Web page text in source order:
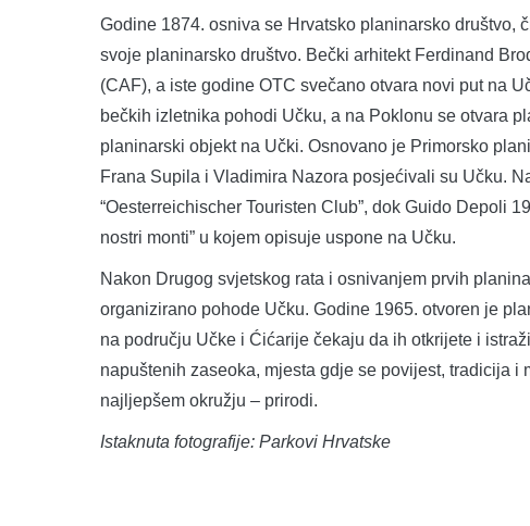
Godine 1874. osniva se Hrvatsko planinarsko društvo,
svoje planinarsko društvo. Bečki arhitekt Ferdinand
(CAF), a iste godine OTC svečano otvara novi put na
bečkih izletnika pohodi Učku, a na Poklonu se otvara
planinarski objekt na Učki. Osnovano je Primorsko
Frana Supila i Vladimira Nazora posjećivali su Učku.
“Oesterreichischer Touristen Club”, dok Guido Depoli
nostri monti” u kojem opisuje uspone na Učku.
Nakon Drugog svjetskog rata i osnivanjem prvih
organizirano pohode Učku. Godine 1965. otvoren je
na području Učke i Ćićarije čekaju da ih otkrijete i
napuštenih zaseoka, mjesta gdje se povijest, tradicija
najljepšem okružju – prirodi.
Istaknuta fotografije: Parkovi Hrvatske